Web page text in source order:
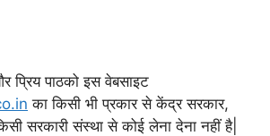
प्रिय पाठको इस वेबसाइट
का किसी भी प्रकार से केंद्र सरकार,
सरकारी संस्था से कोई लेना देना नहीं है|